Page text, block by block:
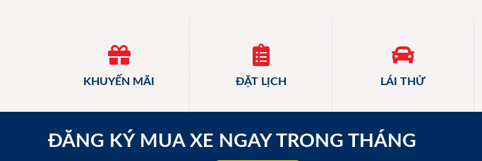
KHUYẾN MÃI ĐẶT LỊCH LÁI THỬ
ĐĂNG KÝ MUA XE NGAY TRONG THÁNG